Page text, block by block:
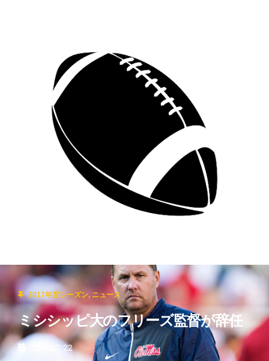
2017年度シーズン, ニュース
ミシシッピ大のフリーズ監督が辞任
2017-07-22